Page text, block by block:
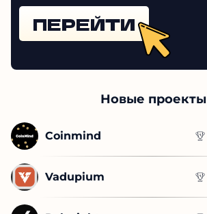
ПЕРЕЙТИ
Новые проекты
Coinmind
Vadupium